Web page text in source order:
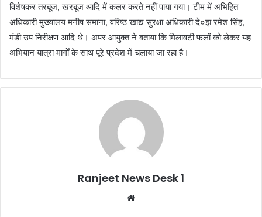
विशेषकर तरबूज, खरबूज आदि में कलर करते नहीं पाया गया। टीम में अभिहित
अधिकारी मुख्यालय मनीष समाना, वरिष्ठ खाद्य सुरक्षा अधिकारी दे०झ रमेश सिंह,
मंडी उप निरीक्षण आदि थे। अपर आयुक्त ने बताया कि मिलावटी फलों को लेकर यह
अभियान यात्रा मार्गों के साथ पूरे प्रदेश में चलाया जा रहा है।
Ranjeet News Desk 1